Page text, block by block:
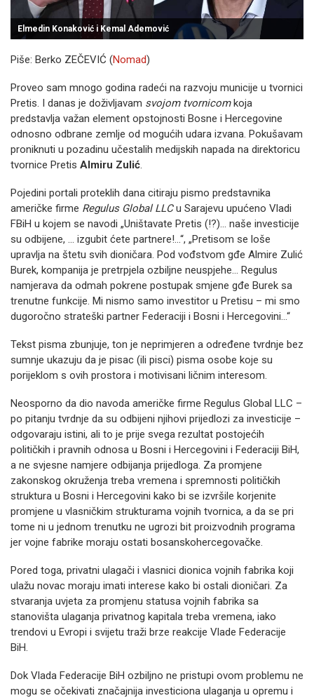
Elmedin Konaković i Kemal Ademović
Piše: Berko ZEČEVIĆ (Nomad)
Proveo sam mnogo godina radeći na razvoju municije u tvornici
Pretis. I danas je doživljavam svojom tvornicomkoja
predstavlja važan element opstojnosti Bosne i Hercegovine
odnosno odbrane zemlje od mogućih udara izvana. Pokušavam
proniknuti u pozadinu učestalih medijskih napada na direktoricu
tvornice Pretis Almiru Zulić.
Pojedini portali proteklih dana citiraju pismo predstavnika
američke firme Regulus Global LLCu Sarajevu upućeno Vladi
FBiH u kojem se navodi „Uništavate Pretis (!?)… naše investicije
su odbijene, … izgubit ćete partnere!…“, „Pretisom se loše
upravlja na štetu svih dioničara. Pod vođstvom gđe Almire Zulić
Burek, kompanija je pretrpjela ozbiljne neuspjehe… Regulus
namjerava da odmah pokrene postupak smjene gđe Burek sa
trenutne funkcije. Mi nismo samo investitor u Pretisu – mi smo
dugoročno strateški partner Federaciji i Bosni i Hercegovini…“
Tekst pisma zbunjuje, ton je neprimjeren a određene tvrdnje bez
sumnje ukazuju da je pisac (ili pisci) pisma osobe koje su
porijeklom s ovih prostora i motivisani ličnim interesom.
Neosporno da dio navoda američke firme Regulus Global LLC –
po pitanju tvrdnje da su odbijeni njihovi prijedlozi za investicije –
odgovaraju istini, ali to je prije svega rezultat postojećih
političkih i pravnih odnosa u Bosni i Hercegovini i Federaciji BiH,
a ne svjesne namjere odbijanja prijedloga. Za promjene
zakonskog okruženja treba vremena i spremnosti političkih
struktura u Bosni i Hercegovini kako bi se izvršile korjenite
promjene u vlasničkim strukturama vojnih tvornica, a da se pri
tome ni u jednom trenutku ne ugrozi bit proizvodnih programa
jer vojne fabrike moraju ostati bosanskohercegovačke.
Pored toga, privatni ulagači i vlasnici dionica vojnih fabrika koji
ulažu novac moraju imati interese kako bi ostali dioničari. Za
stvaranja uvjeta za promjenu statusa vojnih fabrika sa
stanovišta ulaganja privatnog kapitala treba vremena, iako
trendovi u Evropi i svijetu traži brze reakcije Vlade Federacije
BiH.
Dok Vlada Federacije BiH ozbiljno ne pristupi ovom problemu ne
mogu se očekivati značajnija investiciona ulaganja u opremu i